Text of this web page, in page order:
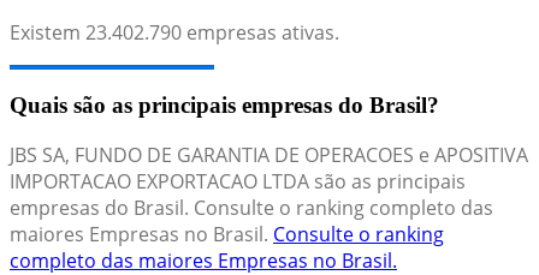
Existem 23.402.790 empresas ativas.
Quais são as principais empresas do Brasil?
JBS SA, FUNDO DE GARANTIA DE OPERACOES e APOSITIVA
IMPORTACAO EXPORTACAO LTDA são as principais
empresas do Brasil. Consulte o ranking completo das
maiores Empresas no Brasil. Consulte o ranking
completo das maiores Empresas no Brasil.